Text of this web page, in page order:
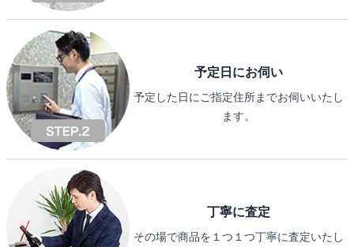
予定日にお伺い
予定した日にご指定住所までお伺いいたし
ます。
丁寧に査定
その場で商品を１つ１つ丁寧に査定いたし